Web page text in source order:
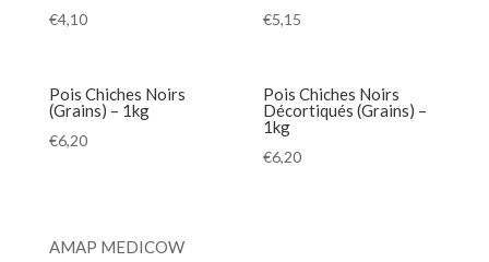
€4,10 €5,15
Pois Chiches Noirs
(Grains) – 1kg
€6,20
Pois Chiches Noirs
Décortiqués (Grains) –
1kg
€6,20
AMAP MEDICOW